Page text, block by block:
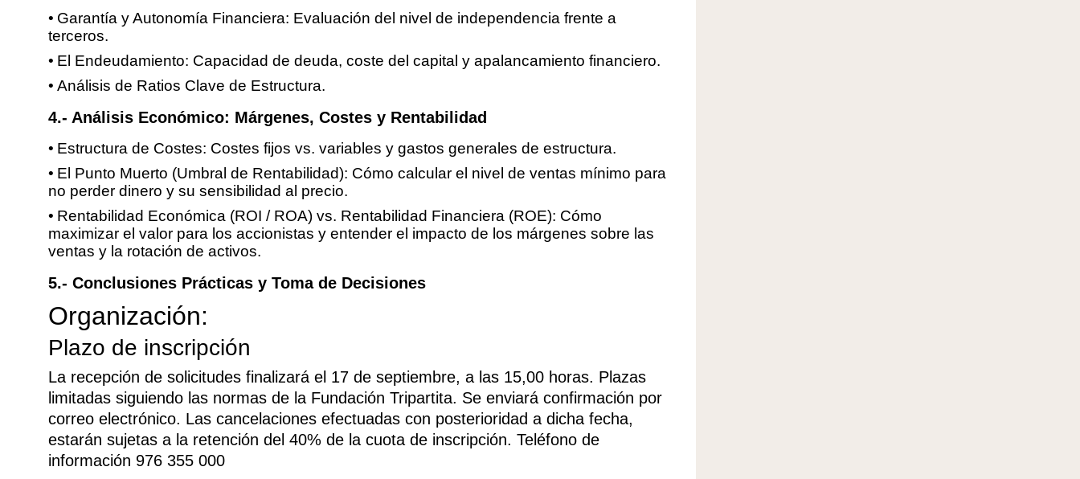
Garantía y Autonomía Financiera: Evaluación del nivel de independencia frente a
terceros.
El Endeudamiento: Capacidad de deuda, coste del capital y apalancamiento financiero.
Análisis de Ratios Clave de Estructura.
4.- Análisis Económico: Márgenes, Costes y Rentabilidad
Estructura de Costes: Costes fijos vs. variables y gastos generales de estructura.
El Punto Muerto (Umbral de Rentabilidad): Cómo calcular el nivel de ventas mínimo para
no perder dinero y su sensibilidad al precio.
Rentabilidad Económica (ROI / ROA) vs. Rentabilidad Financiera (ROE): Cómo
maximizar el valor para los accionistas y entender el impacto de los márgenes sobre las
ventas y la rotación de activos.
5.- Conclusiones Prácticas y Toma de Decisiones
Organización:
Plazo de inscripción
La recepción de solicitudes finalizará el 17 de septiembre, a las 15,00 horas. Plazas
limitadas siguiendo las normas de la Fundación Tripartita. Se enviará confirmación por
correo electrónico. Las cancelaciones efectuadas con posterioridad a dicha fecha,
estarán sujetas a la retención del 40% de la cuota de inscripción. Teléfono de
información 976 355 000